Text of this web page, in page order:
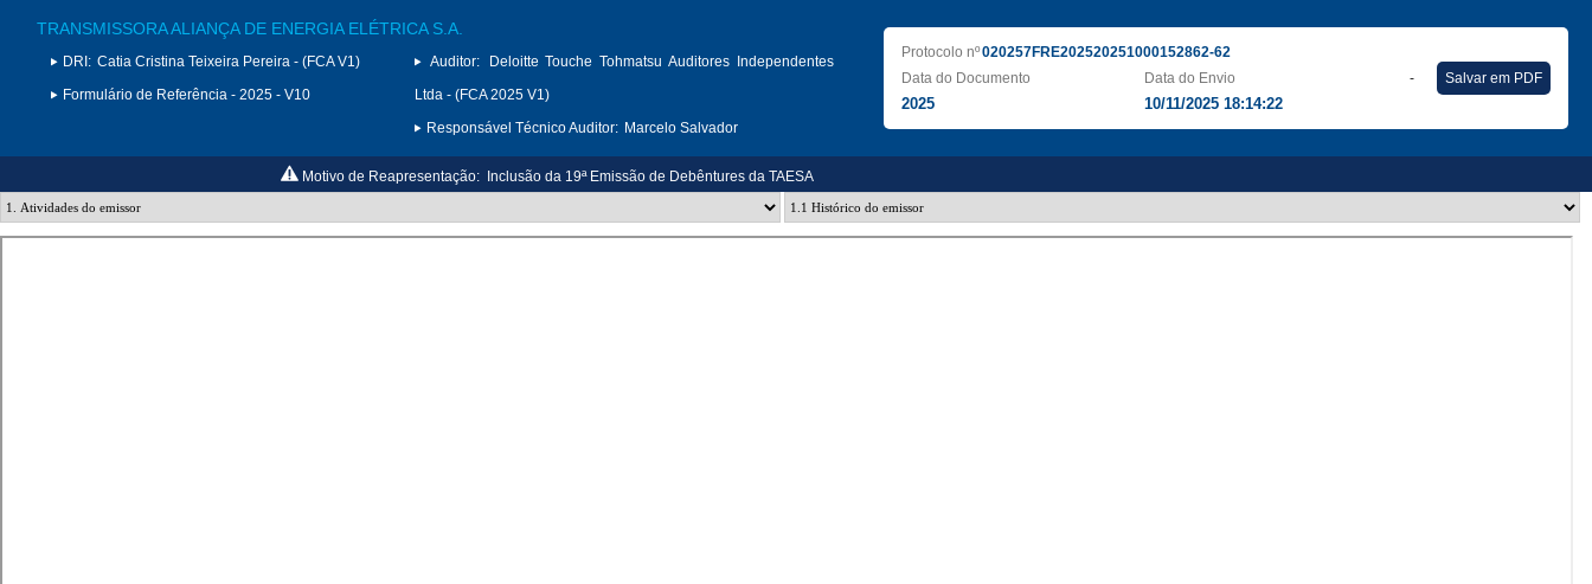
TRANSMISSORA ALIANÇA DE ENERGIA ELÉTRICA S.A.
DRI: Catia Cristina Teixeira Pereira - (FCA V1)
Formulário de Referência - 2025 - V10
Auditor:
Deloitte Touche Tohmatsu Auditores Independentes
Ltda - (FCA 2025 V1)
Responsável Técnico Auditor: Marcelo Salvador
Protocolo nº020257FRE202520251000152862-62
Data do Documento
2025
Data do Envio
10/11/2025 18:14:22
- Salvar em PDF
Motivo de Reapresentação: Inclusão da 19ª Emissão de Debêntures da TAESA